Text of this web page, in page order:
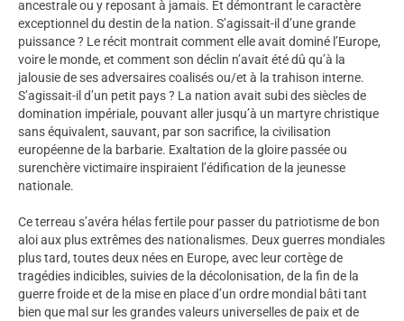
ancestrale ou y reposant à jamais. Et démontrant le caractère
exceptionnel du destin de la nation. S’agissait-il d’une grande
puissance ? Le récit montrait comment elle avait dominé l’Europe,
voire le monde, et comment son déclin n’avait été dû qu’à la
jalousie de ses adversaires coalisés ou/et à la trahison interne.
S’agissait-il d’un petit pays ? La nation avait subi des siècles de
domination impériale, pouvant aller jusqu’à un martyre christique
sans équivalent, sauvant, par son sacrifice, la civilisation
européenne de la barbarie. Exaltation de la gloire passée ou
surenchère victimaire inspiraient l’édification de la jeunesse
nationale.
Ce terreau s’avéra hélas fertile pour passer du patriotisme de bon
aloi aux plus extrêmes des nationalismes. Deux guerres mondiales
plus tard, toutes deux nées en Europe, avec leur cortège de
tragédies indicibles, suivies de la décolonisation, de la fin de la
guerre froide et de la mise en place d’un ordre mondial bâti tant
bien que mal sur les grandes valeurs universelles de paix et de